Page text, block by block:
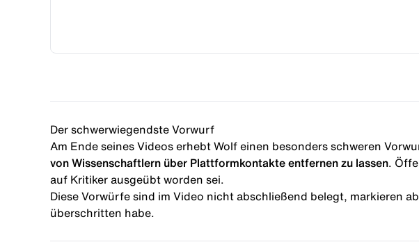
Der schwerwiegendste Vorwurf
Am Ende seines Videos erhebt Wolf einen besonders schweren
von Wissenschaftlern über Plattformkontakte entfernen zu lassen .
auf Kritiker ausgeübt worden sei.
Diese Vorwürfe sind im Video nicht abschließend belegt, markieren
überschritten habe.